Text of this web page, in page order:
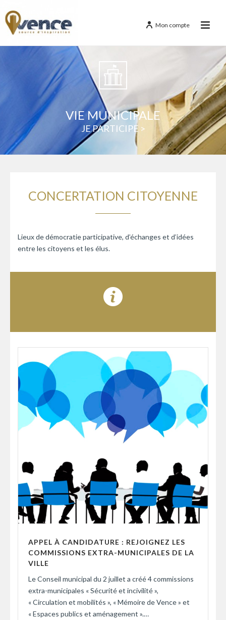
Mon compte
VIE MUNICIPALE
JE PARTICIPE >
CONCERTATION CITOYENNE
Lieux de démocratie participative, d’échanges et d’idées
entre les citoyens et les élus.
APPEL À CANDIDATURE : REJOIGNEZ LES
COMMISSIONS EXTRA-MUNICIPALES DE LA
VILLE
Le Conseil municipal du 2 juillet a créé 4 commissions
extra-municipales « Sécurité et incivilité »,
« Circulation et mobilités », « Mémoire de Vence » et
« Espaces publics et aménagement ».…